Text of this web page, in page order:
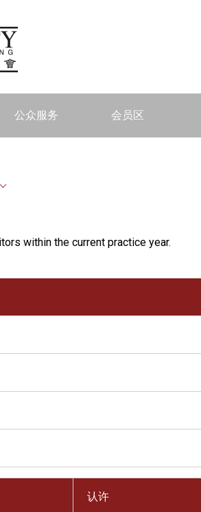
公众服务 会员区
within the current practice year.
认许